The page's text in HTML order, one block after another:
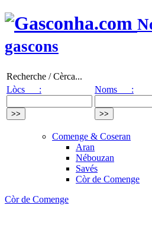
gascons
Recherche / Cèrca...
Lòcs :
Noms :
Comenge & Coseran
Aran
Nébouzan
Savés
Còr de Comenge
Còr de Comenge